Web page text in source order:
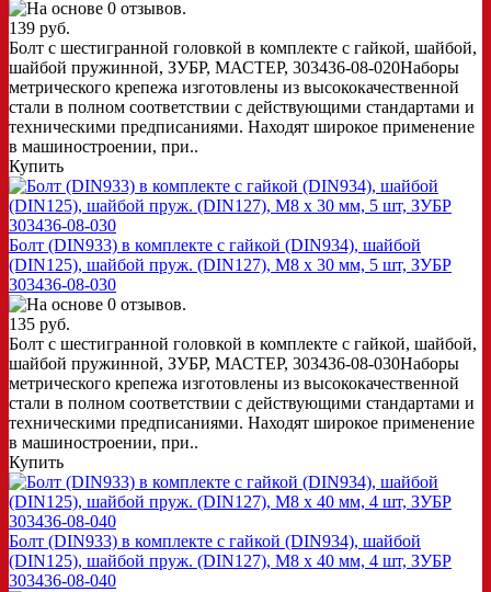
139 руб.
Болт с шестигранной головкой в комплекте с гайкой, шайбой,
шайбой пружинной, ЗУБР, МАСТЕР, 303436-08-020Наборы
метрического крепежа изготовлены из высококачественной
стали в полном соответствии с действующими стандартами и
техническими предписаниями. Находят широкое применение
в машиностроении, при..
Купить
Болт (DIN933) в комплекте с гайкой (DIN934), шайбой
(DIN125), шайбой пруж. (DIN127), M8 x 30 мм, 5 шт, ЗУБР
303436-08-030
135 руб.
Болт с шестигранной головкой в комплекте с гайкой, шайбой,
шайбой пружинной, ЗУБР, МАСТЕР, 303436-08-030Наборы
метрического крепежа изготовлены из высококачественной
стали в полном соответствии с действующими стандартами и
техническими предписаниями. Находят широкое применение
в машиностроении, при..
Купить
Болт (DIN933) в комплекте с гайкой (DIN934), шайбой
(DIN125), шайбой пруж. (DIN127), M8 x 40 мм, 4 шт, ЗУБР
303436-08-040